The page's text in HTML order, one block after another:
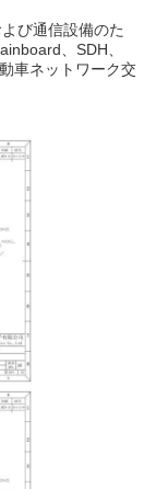
び通信設備のた
、SDH、
車ネットワーク交